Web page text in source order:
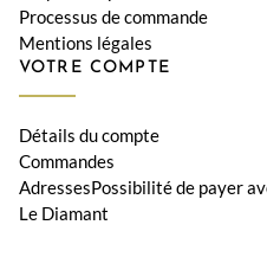
Processus de commande
Mentions légales
VOTRE COMPTE
Détails du compte
Commandes
AdressesPossibilité de payer
Le Diamant